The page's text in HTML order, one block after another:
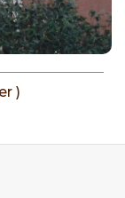
)